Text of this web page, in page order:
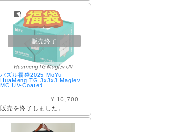
販売終了
パズル福袋2025 MoYu
HuaMeng TG 3x3x3 Maglev
MC UV-Coated
¥ 16,700
販売を終了しました。